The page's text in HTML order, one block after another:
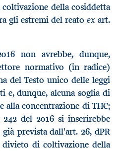
della cosiddetta
gli estremi del reato ex art.
non avrebbe, dunque,
normativo (in radice)
del Testo unico delle leggi
e, dunque, alcuna soglia di
alla concentrazione di THC;
del 2016 si inserirebbe
prevista dall'art. 26, dPR
divieto di coltivazione della